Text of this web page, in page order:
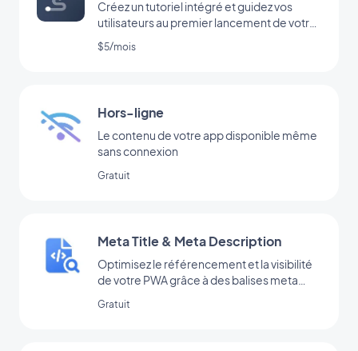
Créez un tutoriel intégré et guidez vos
utilisateurs au premier lancement de votre
app
$5/mois
Hors-ligne
Le contenu de votre app disponible même
sans connexion
Gratuit
Meta Title & Meta Description
Optimisez le référencement et la visibilité
de votre PWA grâce à des balises meta
Gratuit